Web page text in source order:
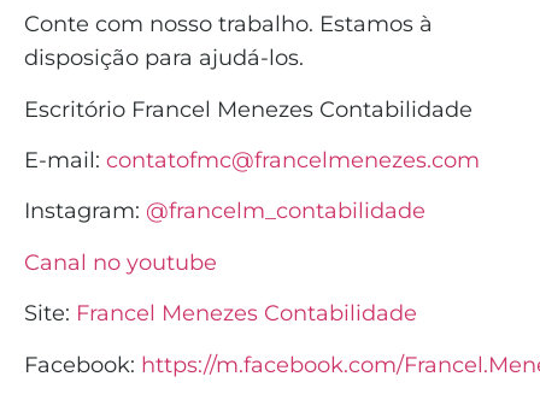
Conte com nosso trabalho. Estamos à
disposição para ajudá-los.
Escritório Francel Menezes Contabilidade
E-mail: contatofmc@francelmenezes.com
Instagram: @francelm_contabilidade
Canal no youtube
Site: Francel Menezes Contabilidade
Facebook: https://m.facebook.com/